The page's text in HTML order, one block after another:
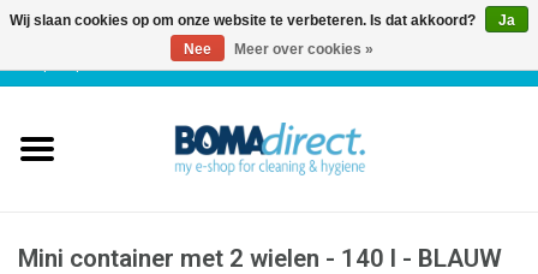
Klantenservice
Mini container met 2 wielen - 140 l - BLAUW
Wij slaan cookies op om onze website te verbeteren. Is dat akkoord?
Ja
Nee
Meer over cookies »